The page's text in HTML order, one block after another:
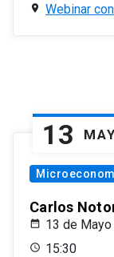
Webinar
13
Carlos
13 de
15:30